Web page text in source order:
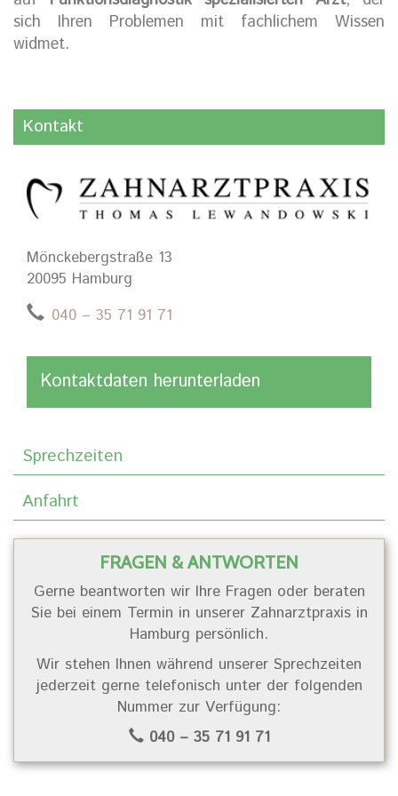
sich Ihren Problemen mit fachlichem Wissen
widmet.
Kontakt
Mönckebergstraße 13
20095 Hamburg
040 – 35 71 91 71
Kontaktdaten herunterladen
Sprechzeiten
Anfahrt
FRAGEN & ANTWORTEN
Gerne beantworten wir Ihre Fragen oder beraten
Sie bei einem Termin in unserer Zahnarztpraxis in
Hamburg persönlich.
Wir stehen Ihnen während unserer Sprechzeiten
jederzeit gerne telefonisch unter der folgenden
Nummer zur Verfügung:
040 – 35 71 91 71